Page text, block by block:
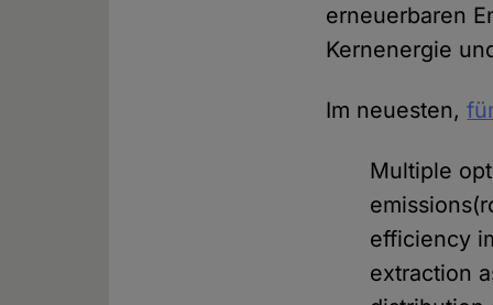
erneuerbaren
Kernenergie
Im neuesten,
Multiple
efficiency
extraction